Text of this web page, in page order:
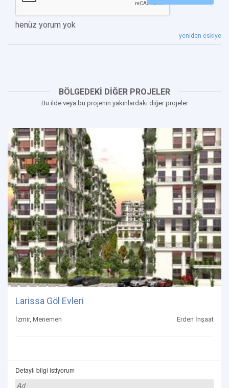
henüz yorum yok
yeniden eskiye
BÖLGEDEKİ DİĞER PROJELER
Bu ilde veya bu projenin yakınlardaki diğer projeler
Larissa Göl Evleri
İzmir, Menemen Erden İnşaat
Detaylı bilgi istiyorum